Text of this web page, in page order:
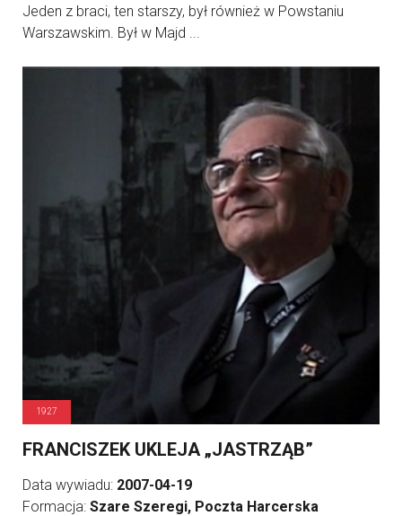
Jeden z braci, ten starszy, był również w Powstaniu
Warszawskim. Był w Majd ...
1927
FRANCISZEK UKLEJA „JASTRZĄB”
Data wywiadu: 2007-04-19
Formacja: Szare Szeregi, Poczta Harcerska